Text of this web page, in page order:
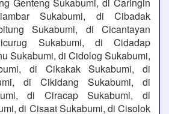
Sukabumi, di Cibadak
Sukabumi, di Cicantayan
Sukabumi, di Cidadap
Sukabumi, di Cidolog Sukabumi,
di Cikakak Sukabumi, di
di Cikidang Sukabumi, di
di Ciracap Sukabumi, di
di Cisaat Sukabumi, di Cisolok